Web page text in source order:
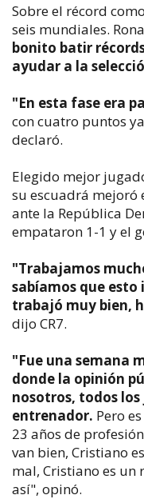
Sobre el récord
seis mundiales.
bonito batir
ayudar a la
"En esta fase era
con cuatro puntos
declaró.
Elegido mejor
su escuadrá mejoró
ante la República
empataron 1-1 y el
"Trabajamos
sabíamos que esto
trabajó muy bien,
dijo CR7.
"Fue una semana
donde la opinión
nosotros, todos los
entrenador. Pero
23 años de
van bien, Cristiano
mal, Cristiano es un
así", opinó.